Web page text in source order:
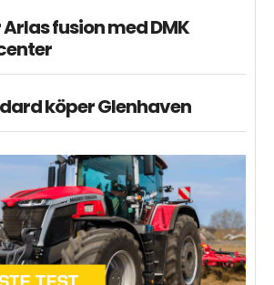
fusion med DMK
köper Glenhaven